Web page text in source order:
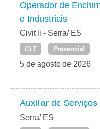
Operador de
e Industriais
Civit Ii - Serra/ ES
CLT Presencial
5 de agosto de 2026
Auxiliar de Serviços
Serra/ ES